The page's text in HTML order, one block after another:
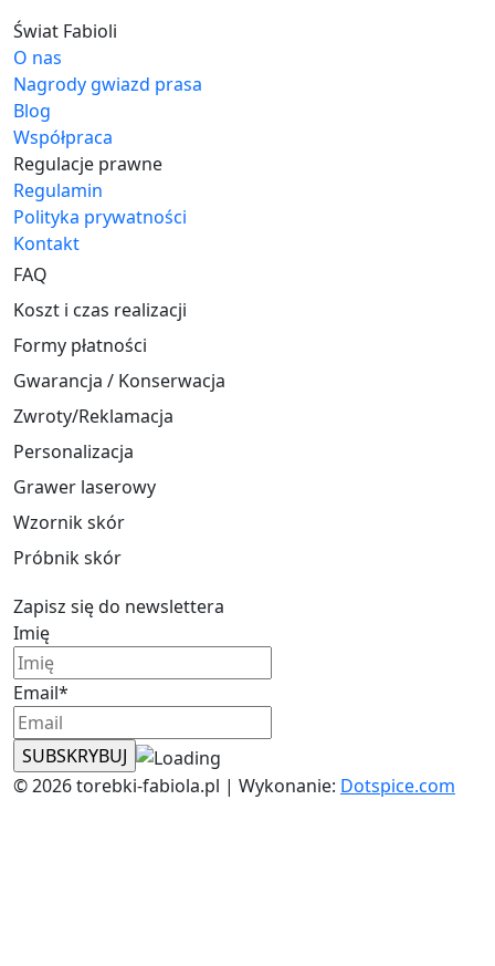
Świat Fabioli
O nas
Nagrody gwiazd prasa
Blog
Współpraca
Regulacje prawne
Regulamin
Polityka prywatności
Kontakt
FAQ
Koszt i czas realizacji
Formy płatności
Gwarancja / Konserwacja
Zwroty/Reklamacja
Personalizacja
Grawer laserowy
Wzornik skór
Próbnik skór
Zapisz się do newslettera
Imię
Email*
© 2026 torebki-fabiola.pl | Wykonanie: Dotspice.com